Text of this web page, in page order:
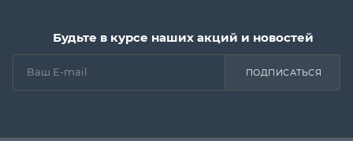
Будьте в курсе наших акций и новостей
ПОДПИСАТЬСЯ